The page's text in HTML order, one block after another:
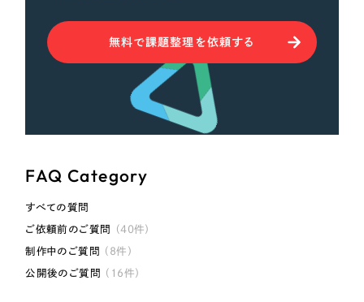
リープ・プロジェクト／マーケティング代行
SEO対策によるアクセス獲得、反響獲得などの"Webマーケティング"から、
ライン領域のマーケティングまでまるっと代行
リープ・リクルーティング
カイゼンDX支援
リープ・プロジェクト
リープ・リクルーティング
「採用強化」を目的とした採用業務代行
AI倫理ポリシー
ウェブアクセシビリティ方針
FAQ Category
すべての質問
ご依頼前のご質問 （40件）
制作中のご質問 （8件）
公開後のご質問 （16件）
無料で課題整理を依頼する